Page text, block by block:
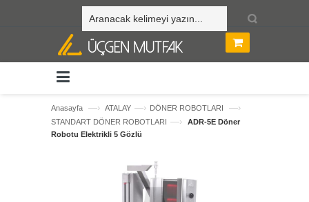
Anasayfa —› ATALAY —› DÖNER ROBOTLARI —›
STANDART DÖNER ROBOTLARI —›
ADR-5E Döner
Robotu Elektrikli 5 Gözlü